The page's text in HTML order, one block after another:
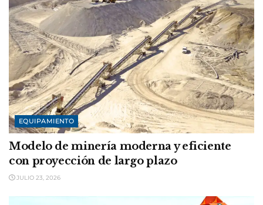
EQUIPAMIENTO
Modelo de minería moderna y eficiente
con proyección de largo plazo
JULIO 23, 2026